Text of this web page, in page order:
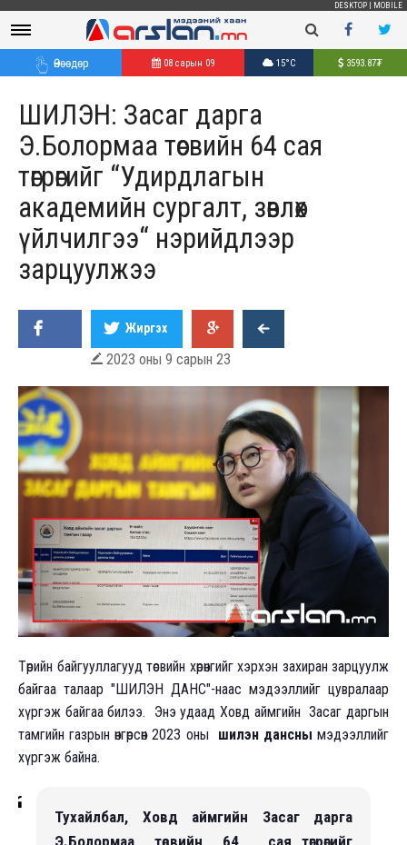
DESKTOP MOBILE
Өнөөдөр 08 сарын 09 15°C 3593.87₮
ШИЛЭН: Засаг дарга
Э.Болормаа төсвийн 64 сая
төгрөгийг “Удирдлагын
академийн сургалт, зөвлөх
үйлчилгээ“ нэрийдлээр
зарцуулжээ
Жиргэх
 2023 оны 9 сарын 23
Төрийн байгууллагууд төсвийн хөрөнгийг хэрхэн захиран зарцуулж
байгаа талаар "ШИЛЭН ДАНС"-наас мэдээллийг цувралаар
хүргэж байгаа билээ. Энэ удаад Ховд аймгийн Засаг даргын
тамгийн газрын өнгөрсөн 2023 оны
шилэн дансны мэдээллийг
хүргэж байна.
Тухайлбал, Ховд аймгийн Засаг дарга
Э.Болормаа төсвийн 64 сая төгрөгийг